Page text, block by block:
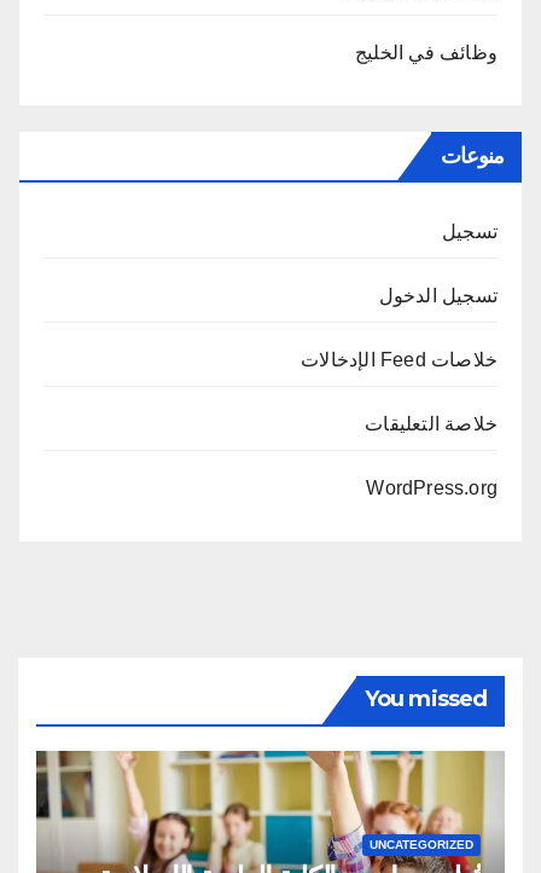
وظائف في الخليج
منوعات
تسجيل
تسجيل الدخول
خلاصات Feed الإدخالات
خلاصة التعليقات
WordPress.org
You missed
UNCATEGORIZED